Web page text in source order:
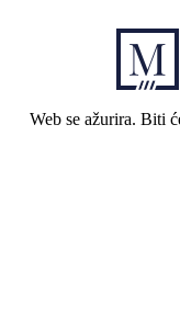
Web se ažurira. Biti